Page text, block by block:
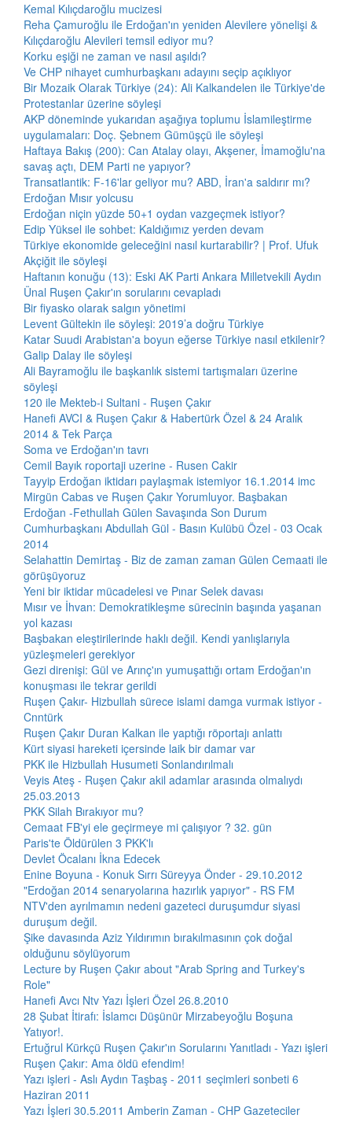
Kemal Kılıçdaroğlu mucizesi
Reha Çamuroğlu ile Erdoğan'ın yeniden Alevilere yönelişi &
Kılıçdaroğlu Alevileri temsil ediyor mu?
Korku eşiği ne zaman ve nasıl aşıldı?
Ve CHP nihayet cumhurbaşkanı adayını seçip açıklıyor
Bir Mozaik Olarak Türkiye (24): Ali Kalkandelen ile Türkiye'de
Protestanlar üzerine söyleşi
AKP döneminde yukarıdan aşağıya toplumu İslamileştirme
uygulamaları: Doç. Şebnem Gümüşçü ile söyleşi
Haftaya Bakış (200): Can Atalay olayı, Akşener, İmamoğlu'na
savaş açtı, DEM Parti ne yapıyor?
Transatlantik: F-16'lar geliyor mu? ABD, İran'a saldırır mı?
Erdoğan Mısır yolcusu
Erdoğan niçin yüzde 50+1 oydan vazgeçmek istiyor?
Edip Yüksel ile sohbet: Kaldığımız yerden devam
Türkiye ekonomide geleceğini nasıl kurtarabilir? | Prof. Ufuk
Akçiğit ile söyleşi
Haftanın konuğu (13): Eski AK Parti Ankara Milletvekili Aydın
Ünal Ruşen Çakır'ın sorularını cevapladı
Bir fiyasko olarak salgın yönetimi
Levent Gültekin ile söyleşi: 2019’a doğru Türkiye
Katar Suudi Arabistan'a boyun eğerse Türkiye nasıl etkilenir?
Galip Dalay ile söyleşi
Ali Bayramoğlu ile başkanlık sistemi tartışmaları üzerine
söyleşi
120 ile Mekteb-i Sultani - Ruşen Çakır
Hanefi AVCI & Ruşen Çakır & Habertürk Özel & 24 Aralık
2014 & Tek Parça
Soma ve Erdoğan'ın tavrı
Cemil Bayık roportaji uzerine - Rusen Cakir
Tayyip Erdoğan iktidarı paylaşmak istemiyor 16.1.2014 imc
Mirgün Cabas ve Ruşen Çakır Yorumluyor. Başbakan
Erdoğan -Fethullah Gülen Savaşında Son Durum
Cumhurbaşkanı Abdullah Gül - Basın Kulübü Özel - 03 Ocak
2014
Selahattin Demirtaş - Biz de zaman zaman Gülen Cemaati ile
görüşüyoruz
Yeni bir iktidar mücadelesi ve Pınar Selek davası
Mısır ve İhvan: Demokratikleşme sürecinin başında yaşanan
yol kazası
Başbakan eleştirilerinde haklı değil. Kendi yanlışlarıyla
yüzleşmeleri gerekiyor
Gezi direnişi: Gül ve Arınç'ın yumuşattığı ortam Erdoğan'ın
konuşması ile tekrar gerildi
Ruşen Çakır- Hizbullah sürece islami damga vurmak istiyor -
Cnntürk
Ruşen Çakır Duran Kalkan ile yaptığı röportajı anlattı
Kürt siyasi hareketi içersinde laik bir damar var
PKK ile Hizbullah Husumeti Sonlandırılmalı
Veyis Ateş - Ruşen Çakır akil adamlar arasında olmalıydı
25.03.2013
PKK Silah Bırakıyor mu?
Cemaat FB'yi ele geçirmeye mi çalışıyor ? 32. gün
Paris'te Öldürülen 3 PKK'lı
Devlet Öcalanı İkna Edecek
Enine Boyuna - Konuk Sırrı Süreyya Önder - 29.10.2012
"Erdoğan 2014 senaryolarına hazırlık yapıyor" - RS FM
NTV'den ayrılmamın nedeni gazeteci duruşumdur siyasi
duruşum değil.
Şike davasında Aziz Yıldırımın bırakılmasının çok doğal
olduğunu söylüyorum
Lecture by Ruşen Çakır about "Arab Spring and Turkey's
Role"
Hanefi Avcı Ntv Yazı İşleri Özel 26.8.2010
28 Şubat İtirafı: İslamcı Düşünür Mirzabeyoğlu Boşuna
Yatıyor!.
Ertuğrul Kürkçü Ruşen Çakır'ın Sorularını Yanıtladı - Yazı işleri
Ruşen Çakır: Ama öldü efendim!
Yazı işleri - Aslı Aydın Taşbaş - 2011 seçimleri sonbeti 6
Haziran 2011
Yazı İşleri 30.5.2011 Amberin Zaman - CHP Gazeteciler